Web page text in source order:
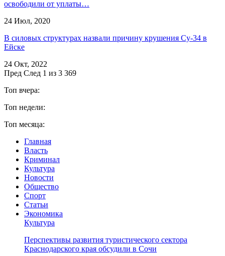
освободили от уплаты…
24 Июл, 2020
В силовых структурах назвали причину крушения Су-34 в
Ейске
24 Окт, 2022
Пред След 1 из 3 369
Топ вчера:
Топ недели:
Топ месяца:
Главная
Власть
Криминал
Культура
Новости
Общество
Спорт
Статьи
Экономика
Культура
Перспективы развития туристического сектора
Краснодарского края обсудили в Сочи